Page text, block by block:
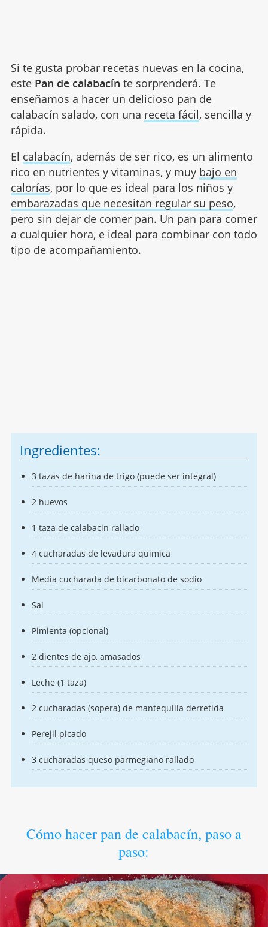
Si te gusta probar recetas nuevas en la cocina,
este Pan de calabacín te sorprenderá. Te
enseñamos a hacer un delicioso pan de
calabacín salado, con una receta fácil, sencilla y
rápida.
El calabacín, además de ser rico, es un alimento
rico en nutrientes y vitaminas, y muy bajo en
calorías, por lo que es ideal para los niños y
embarazadas que necesitan regular su peso,
pero sin dejar de comer pan. Un pan para comer
a cualquier hora, e ideal para combinar con todo
tipo de acompañamiento.
Ingredientes:
3 tazas de harina de trigo (puede ser integral)
2 huevos
1 taza de calabacin rallado
4 cucharadas de levadura quimica
Media cucharada de bicarbonato de sodio
Sal
Pimienta (opcional)
2 dientes de ajo, amasados
Leche (1 taza)
2 cucharadas (sopera) de mantequilla derretida
Perejil picado
3 cucharadas queso parmegiano rallado
Cómo hacer pan de calabacín, paso a
paso: